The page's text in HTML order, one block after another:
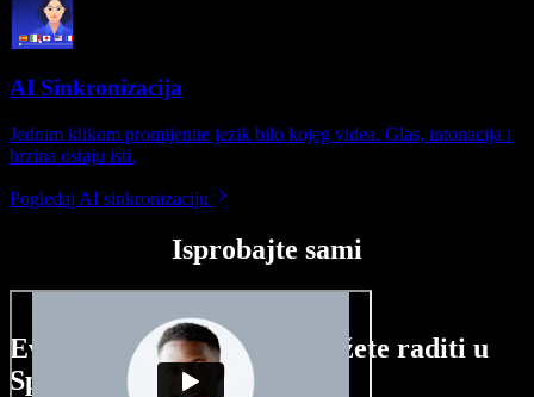
AI Sinkronizacija
Jednim klikom promijenite jezik bilo kojeg videa. Glas, intonacija i
brzina ostaju isti.
Pogledaj AI sinkronizaciju
Isprobajte sami
Evo malog pregleda što možete raditi u
Speechify Studiju.